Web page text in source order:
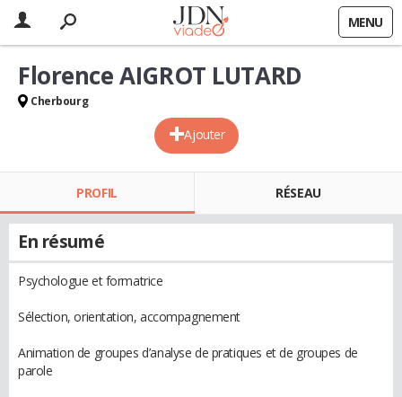
MENU
Ajouter
Florence AIGROT LUTARD
Cherbourg
PROFIL RÉSEAU
En résumé
Psychologue et formatrice
Sélection, orientation, accompagnement
Animation de groupes d’analyse de pratiques et de groupes de
parole